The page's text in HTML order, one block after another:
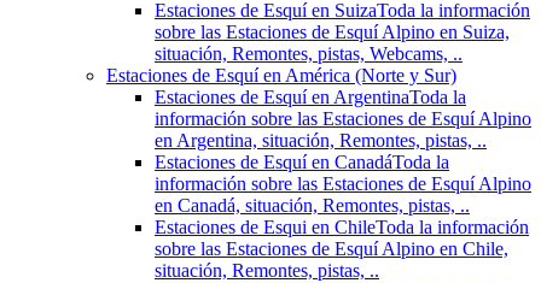
Estaciones de Esquí en SuizaToda la información
sobre las Estaciones de Esquí Alpino en Suiza,
situación, Remontes, pistas, Webcams, ..
Estaciones de Esquí en América (Norte y Sur)
Estaciones de Esquí en ArgentinaToda la
información sobre las Estaciones de Esquí Alpino
en Argentina, situación, Remontes, pistas, ..
Estaciones de Esquí en CanadáToda la
información sobre las Estaciones de Esquí Alpino
en Canadá, situación, Remontes, pistas, ..
Estaciones de Esqui en ChileToda la información
sobre las Estaciones de Esquí Alpino en Chile,
situación, Remontes, pistas, ..